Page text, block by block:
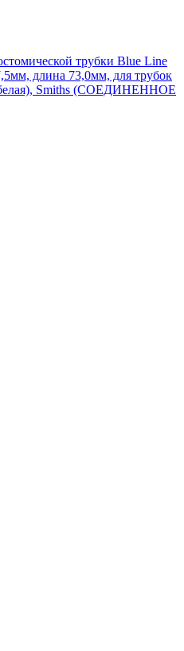
трубки Blue Line
длина 73,0мм, для трубок
Smiths (СОЕДИНЕННОЕ